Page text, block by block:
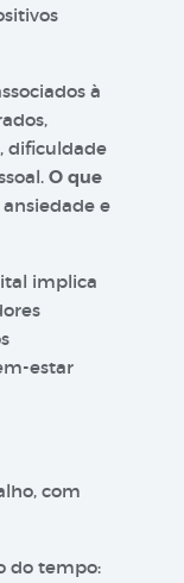
à
dificuldade
O que
ansiedade e
implica
estar
com
do tempo: